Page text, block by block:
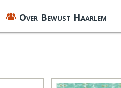
Over Bewust Haarlem